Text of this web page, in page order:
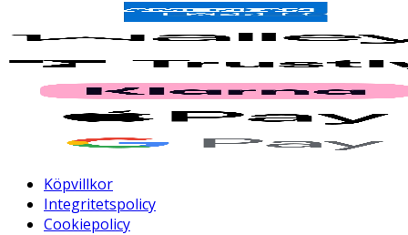
Köpvillkor
Integritetspolicy
Cookiepolicy